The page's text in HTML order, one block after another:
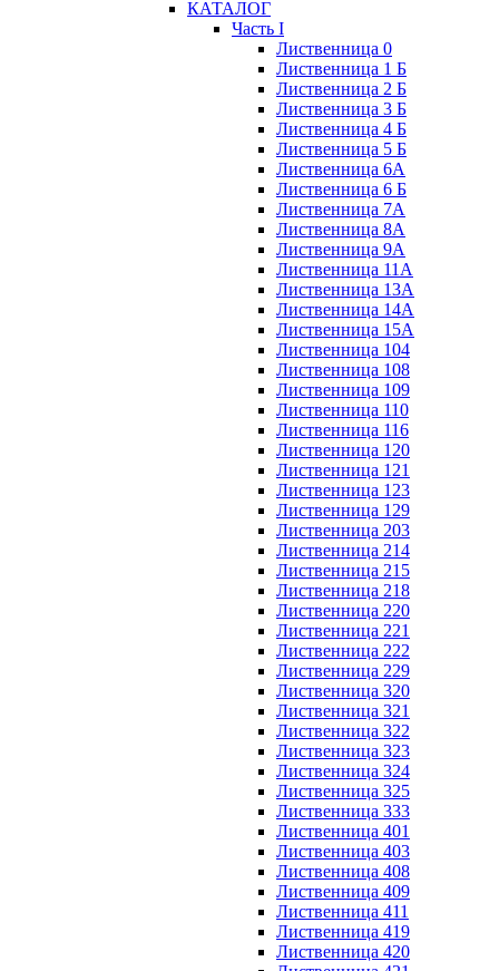
КАТАЛОГ
Часть I
Лиственница 0
Лиственница 1 Б
Лиственница 2 Б
Лиственница 3 Б
Лиственница 4 Б
Лиственница 5 Б
Лиственница 6А
Лиственница 6 Б
Лиственница 7А
Лиственница 8А
Лиственница 9А
Лиственница 11А
Лиственница 13А
Лиственница 14А
Лиственница 15А
Лиственница 104
Лиственница 108
Лиственница 109
Лиственница 110
Лиственница 116
Лиственница 120
Лиственница 121
Лиственница 123
Лиственница 129
Лиственница 203
Лиственница 214
Лиственница 215
Лиственница 218
Лиственница 220
Лиственница 221
Лиственница 222
Лиственница 229
Лиственница 320
Лиственница 321
Лиственница 322
Лиственница 323
Лиственница 324
Лиственница 325
Лиственница 333
Лиственница 401
Лиственница 403
Лиственница 408
Лиственница 409
Лиственница 411
Лиственница 419
Лиственница 420